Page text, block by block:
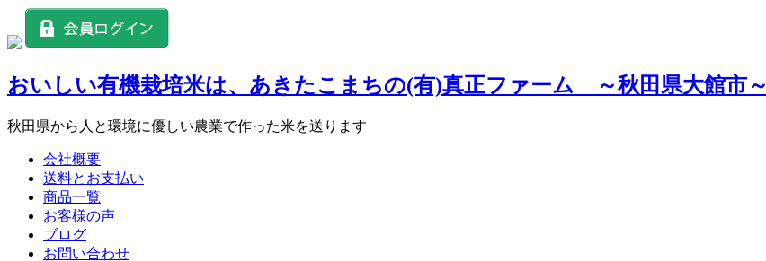
おいしい有機栽培米は、あきたこまちの(有)真正ファーム ～秋田県大館市～
秋田県から人と環境に優しい農業で作った米を送ります
会社概要
送料とお支払い
商品一覧
お客様の声
ブログ
お問い合わせ